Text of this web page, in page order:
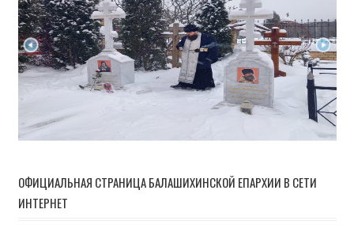
ОФИЦИАЛЬНАЯ СТРАНИЦА БАЛАШИХИНСКОЙ ЕПАРХИИ В СЕТИ
ИНТЕРНЕТ